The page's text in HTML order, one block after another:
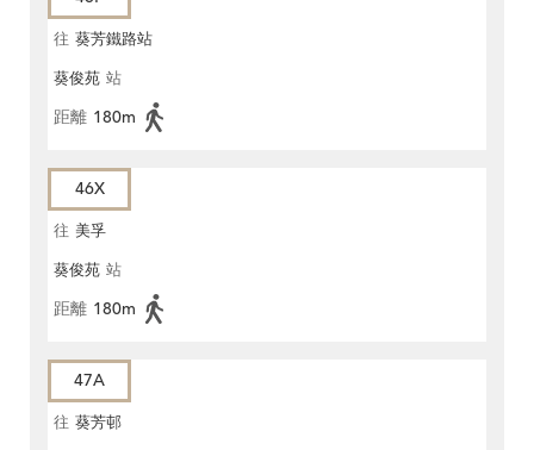
往 葵芳鐵路站
葵俊苑 站
距離 180m
46X
往 美孚
葵俊苑 站
距離 180m
47A
往 葵芳邨